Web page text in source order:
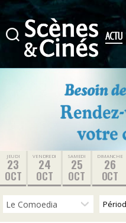
Cinés
JEUDI
23
OCT
VENDREDI
24
OCT
SAMEDI
25
OCT
DIMANCHE
26
OCT